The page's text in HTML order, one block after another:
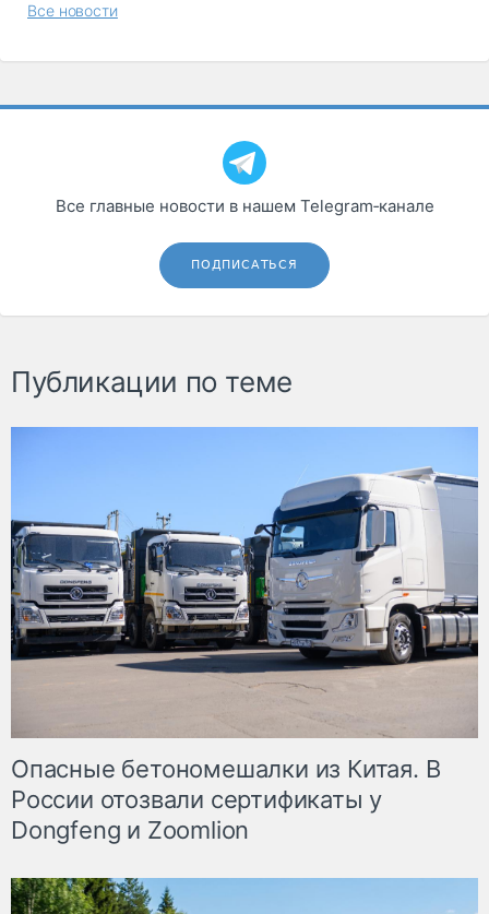
Все новости
Все главные новости в нашем Telegram‑канале
ПОДПИСАТЬСЯ
Публикации по теме
Опасные бетономешалки из Китая. В
России отозвали сертификаты у
Dongfeng и Zoomlion